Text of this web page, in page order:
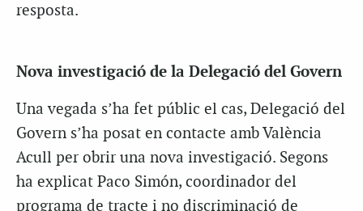
resposta.
Nova investigació de la Delegació del Govern
Una vegada s’ha fet públic el cas, Delegació del
Govern s’ha posat en contacte amb València
Acull per obrir una nova investigació. Segons
ha explicat Paco Simón, coordinador del
programa de tracte i no discriminació de